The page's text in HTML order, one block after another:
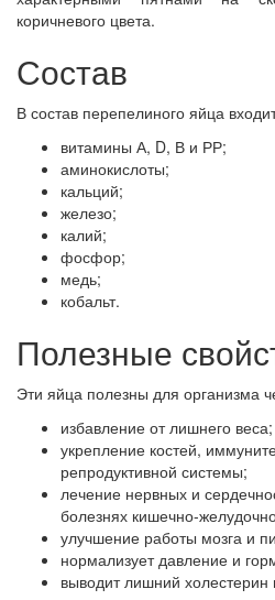
коричневого цвета.
Состав
В состав перепелиного яйца
витамины А, D, В и РР;
аминокислоты;
кальций;
железо;
калий;
фосфор;
медь;
кобальт.
Полезные
Эти яйца полезны для организма
избавление от лишнего веса;
укрепление костей,
репродуктивной системы;
лечение нервных и
болезнях кишечно-
улучшение работы мозга и
нормализует давление и
выводит лишний